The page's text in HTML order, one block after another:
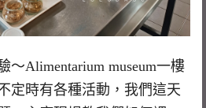
～Alimentarium museum一樓
定時有各種活動，我們這天